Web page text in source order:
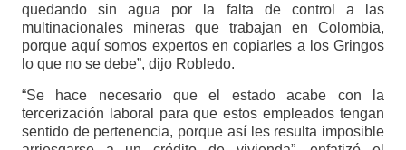
quedando sin agua por la falta de control a las
multinacionales mineras que trabajan en Colombia,
porque aquí somos expertos en copiarles a los Gringos
lo que no se debe”, dijo Robledo.
“Se hace necesario que el estado acabe con la
tercerización laboral para que estos empleados tengan
sentido de pertenencia, porque así les resulta imposible